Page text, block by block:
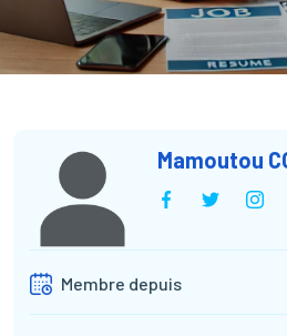
Mamoutou
Membre depuis